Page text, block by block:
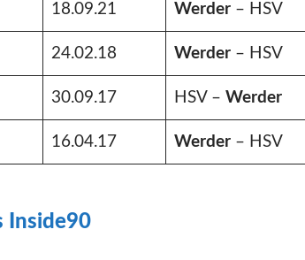
18.09.21 Werder – HSV
24.02.18 Werder – HSV
30.09.17 HSV – Werder
16.04.17 Werder – HSV
Inside90